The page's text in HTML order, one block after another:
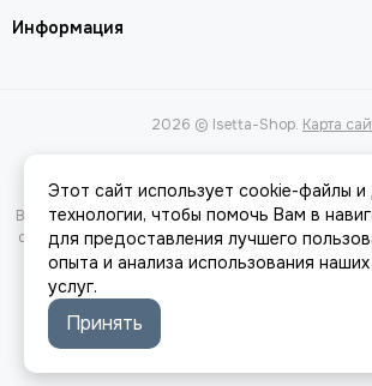
Информация
2026 © Isetta-Shop. Карта
Вся представленная на сайте информация,
стоимости товаров и услуг, носит
каких условиях не является публичной
положениями Статьи 437(2)
Этот сайт использует cookie-файлы и
технологии, чтобы помочь Вам в
для предоставления лучшего
опыта и анализа использования
услуг.
Принять